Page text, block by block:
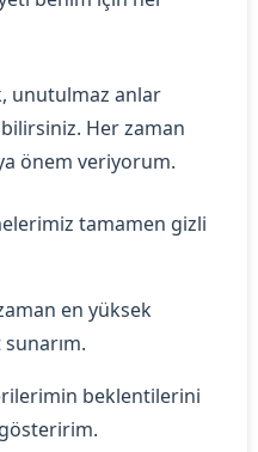
unutulmaz anlar
Her zaman
önem veriyorum.
tamamen gizli
en yüksek
beklentilerini